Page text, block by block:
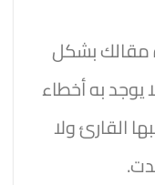
مقالك بشكل
يوجد به أخطاء
القارئ ولا